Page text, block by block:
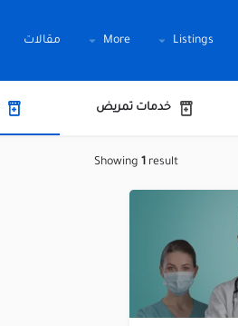
Listings
More مقالات
خدمات تمريض
Showing 1 result